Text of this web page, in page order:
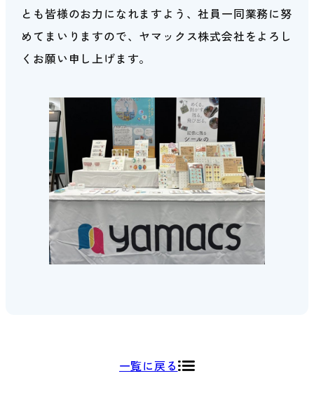
とも皆様のお力になれますよう、社員一同業務に努
めてまいりますので、ヤマックス株式会社をよろし
くお願い申し上げます。
一覧に戻る